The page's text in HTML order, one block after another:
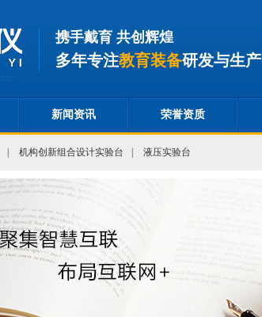
携手戴育 共创辉煌
多年专注教育装备研发与生产
新闻资讯 荣誉资质
机构创新组合设计实验台 液压实验台